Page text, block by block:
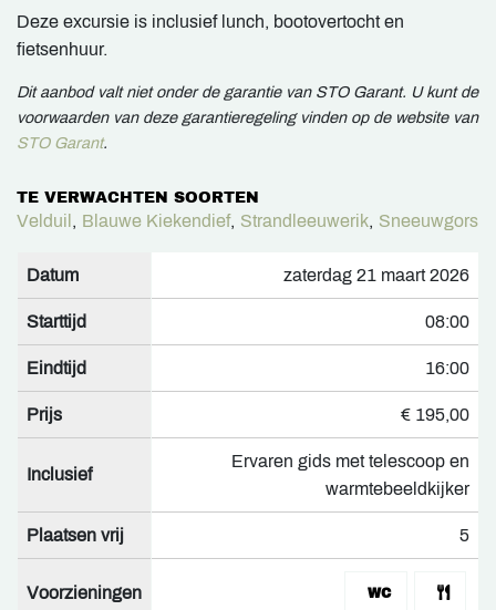
Deze excursie is inclusief lunch, bootovertocht en
fietsenhuur.
Dit aanbod valt niet onder de garantie van STO Garant. U kunt de
voorwaarden van deze garantieregeling vinden op de website van
STO Garant.
TE VERWACHTEN SOORTEN
Velduil , Blauwe Kiekendief, Strandleeuwerik, Sneeuwgors
Datum zaterdag 21 maart 2026
Starttijd 08:00
Eindtijd 16:00
Prijs € 195,00
Inclusief
Ervaren gids met telescoop en
warmtebeeldkijker
Plaatsen vrij 5
Voorzieningen